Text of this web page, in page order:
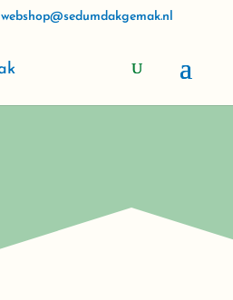
webshop@sedumdakgemak.nl